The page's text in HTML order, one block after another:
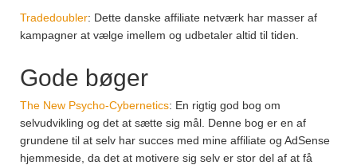
Tradedoubler: Dette danske affiliate netværk har masser af
kampagner at vælge imellem og udbetaler altid til tiden.
Gode bøger
The New Psycho-Cybernetics: En rigtig god bog om
selvudvikling og det at sætte sig mål. Denne bog er en af
grundene til at selv har succes med mine affiliate og AdSense
hjemmeside, da det at motivere sig selv er stor del af at få